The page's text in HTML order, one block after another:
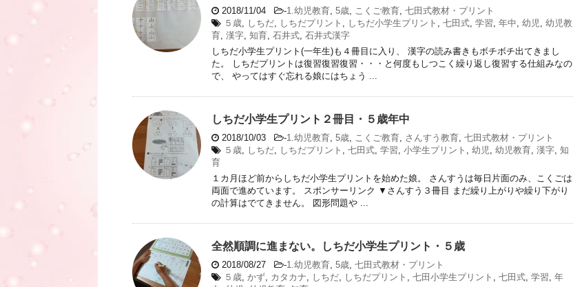
2018/11/04 -1.幼児教育, 5歳, こくご教育, 七田式教材・プリント
５歳, しちだ, しちだプリント , しちだ小学生プリント , 七田式, 学習, 年中, 幼児, 幼児教
育, 漢字, 知育, 石井式, 石井式漢字
しちだ小学生プリント(一年生)も４冊目に入り、 漢字の読み書きもボチボチ出てきまし
た。 しちだプリントは復習復習復習・・・と何度もしつこく繰り返し復習する仕組みなの
で、 やってはすぐ忘れる娘にはちょう ...
しちだ小学生プリント２冊目・５歳年中
2018/10/03 -1.幼児教育, 5歳, こくご教育, さんすう教育, 七田式教材・プリント
５歳, しちだ, しちだプリント , 七田式, 学習, 小学生プリント , 幼児, 幼児教育, 漢字, 知
育
１カ月ほど前からしちだ小学生プリントを始めた娘。 さんすうは毎日片面のみ、こくごは
両面で進めています。 スポンサーリンク ▼さんすう３冊目 まだ繰り上がりや繰り下がり
の計算はでてきません。 図形問題や ...
全然順調に進まない。しちだ小学生プリント・５歳
2018/08/27 -1.幼児教育, 5歳, 七田式教材・プリント
５歳, かず, カタカナ, しちだ, しちだプリント , 七田小学生プリント , 七田式, 学習, 年